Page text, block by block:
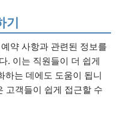
약 사항과 관련된 정보를
. 이는 직원들이 더 쉽게
하는 데에도 도움이 됩니
고객들이 쉽게 접근할 수